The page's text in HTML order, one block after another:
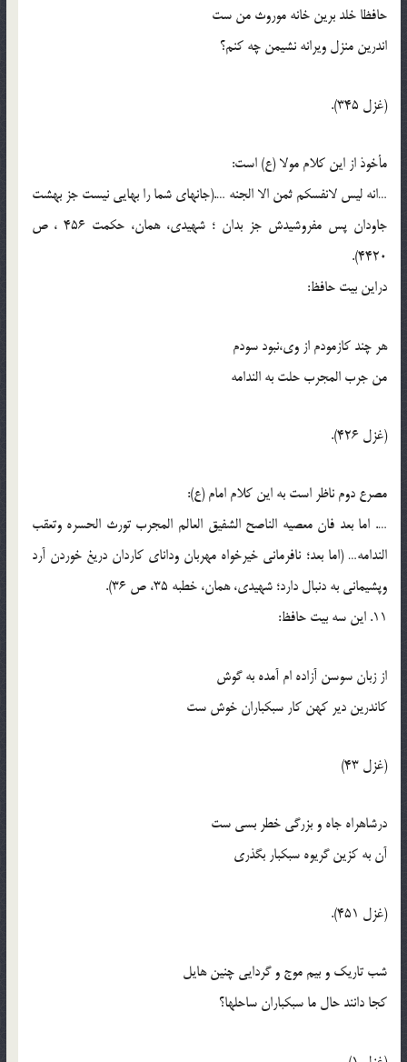
حافظا خلد برين خانه موروث من ست
اندرين منزل ويرانه نشيمن چه کنم؟
(غزل 345).
مأخوذ از اين کلام مولا (ع) است:
…انه ليس لانفسکم ثمن الا الجنه ….(جانهاي شما را بهايي نيست جز بهشت
جاودان پس مفروشيدش جز بدان ؛ شهيدي، همان، حکمت 456 ، ص
4420).
دراين بيت حافظ:
هر چند کازمودم از وي،نبود سودم
من جرب المجرب حلت به الندامه
(غزل 426).
مصرع دوم ناظر است به اين کلام امام (ع):
…. اما بعد فان معصيه الناصح الشفيق العالم المجرب تورث الحسره وتعقب
الندامه… (اما بعد؛ نافرماني خيرخواه مهربان وداناي کاردان دريغ خوردن آرد
وپشيماني به دنبال دارد؛ شهيدي، همان، خطبه 35، ص 36).
11. اين سه بيت حافظ:
از زبان سوسن آزاده ام آمده به گوش
کاندرين دير کهن کار سبکباران خوش ست
(غزل 43)
درشاهراه جاه و بزرگي خطر بسي ست
آن به کزين گريوه سبکبار بگذري
(غزل 451).
شب تاريک و بيم موج و گردايي چنين هايل
کجا دانند حال ما سبکباران ساحلها؟